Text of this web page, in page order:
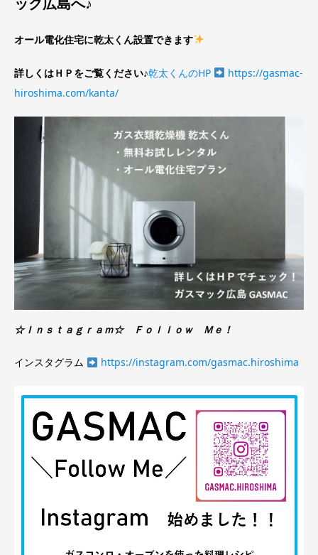
オール電化住宅に乾太くん設置できます
詳しくはＨＰをご覧ください♪乾太くんのHP
https://gasmac-
hiroshima.com/kanta/
☆Ｉｎｓｔａｇｒａｍ☆ Ｆｏｌｌｏｗ Ｍｅ！
インスタグラム https://instagram.com/gasmac.hiroshima